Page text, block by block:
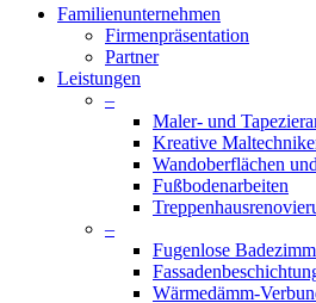
Close
Familienunternehmen
Firmenpräsentation
Partner
Leistungen
–
Maler- und
Kreative
Wandoberflächen
Fußbodenarbeiten
–
Fugenlose
Wärmedämm-